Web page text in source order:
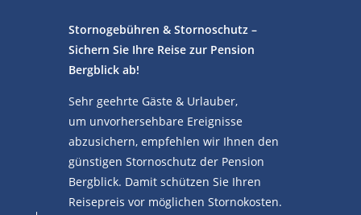
Stornogebühren & Stornoschutz –
Sichern Sie Ihre Reise zur Pension
Bergblick ab!
Sehr geehrte Gäste & Urlauber,
um unvorhersehbare Ereignisse
abzusichern, empfehlen wir Ihnen den
günstigen Stornoschutz der Pension
Bergblick. Damit schützen Sie Ihren
Reisepreis vor möglichen Stornokosten.